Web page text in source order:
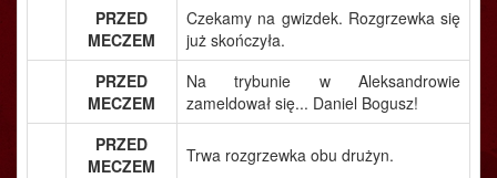
PRZED
MECZEM
Czekamy na gwizdek. Rozgrzewka się
już skończyła.
PRZED
MECZEM
Na trybunie w Aleksandrowie
zameldował się... Daniel Bogusz!
PRZED
MECZEM
Trwa rozgrzewka obu drużyn.